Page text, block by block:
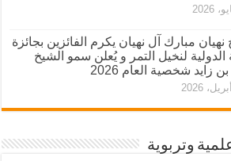
نهيان مبارك آل نهيان يكرم الفائزين بجائزة
الدولية لنخيل التمر و يُعلن سمو الشيخ
زايد شخصية العام 2026
وتربوية